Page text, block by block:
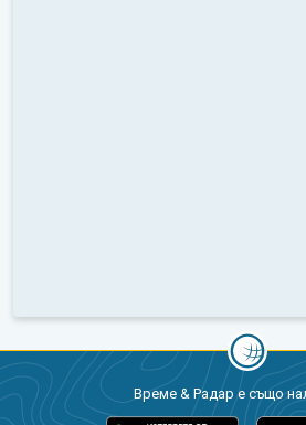
Време & Радар е също